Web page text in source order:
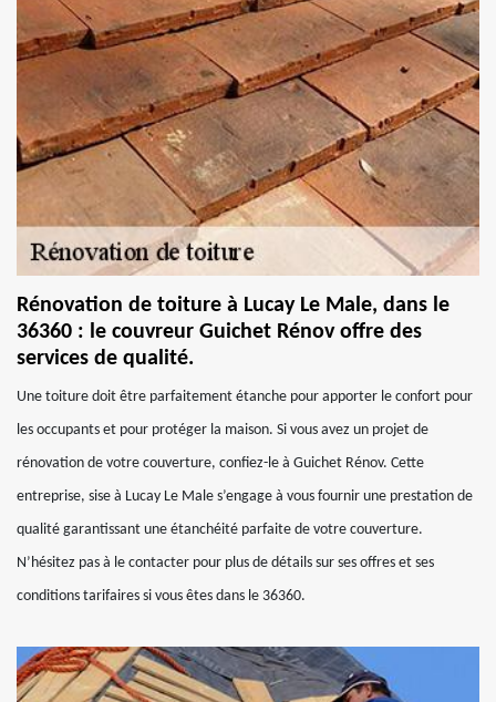
Rénovation de toiture à Lucay Le Male, dans le
36360 : le couvreur Guichet Rénov offre des
services de qualité.
Une toiture doit être parfaitement étanche pour apporter le confort pour
les occupants et pour protéger la maison. Si vous avez un projet de
rénovation de votre couverture, confiez-le à Guichet Rénov. Cette
entreprise, sise à Lucay Le Male s’engage à vous fournir une prestation de
qualité garantissant une étanchéité parfaite de votre couverture.
N’hésitez pas à le contacter pour plus de détails sur ses offres et ses
conditions tarifaires si vous êtes dans le 36360.